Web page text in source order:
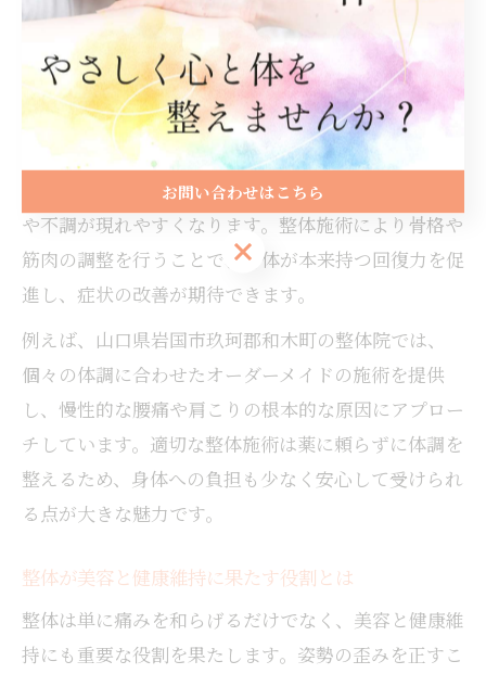
整体を活用した代替療法で自然治癒力を高める
整体は身体の歪みを整えることで、元来備わっている
自然治癒力を引き出す代替療法の一つです。身体のバ
ランスが崩れると血流や神経の働きが阻害され、痛み
や不調が現れやすくなります。整体施術により骨格や
筋肉の調整を行うことで、身体が本来持つ回復力を促
進し、症状の改善が期待できます。
例えば、山口県岩国市玖珂郡和木町の整体院では、
個々の体調に合わせたオーダーメイドの施術を提供
し、慢性的な腰痛や肩こりの根本的な原因にアプロー
チしています。適切な整体施術は薬に頼らずに体調を
整えるため、身体への負担も少なく安心して受けられ
る点が大きな魅力です。
整体が美容と健康維持に果たす役割とは
整体は単に痛みを和らげるだけでなく、美容と健康維
持にも重要な役割を果たします。姿勢の歪みを正すこ
お問い合わせはこちら
お問い合わせはこちら